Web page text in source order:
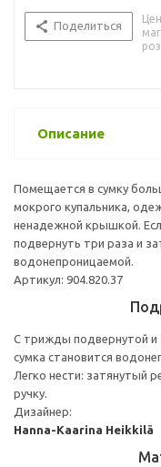
Поделиться
Описание
Помещается в сумку
мокрого купальника,
ненадежной крышкой.
подвернуть три раза и
водонепроницаемой.
Артикул: 904.820.37
С трижды подвернутой и
сумка становится
Легко нести: затянутый
ручку.
Дизайнер:
Hanna-Kaarina Heikkilä